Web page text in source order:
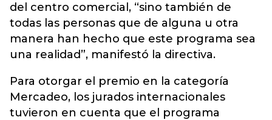
del centro comercial, “sino también de
todas las personas que de alguna u otra
manera han hecho que este programa sea
una realidad”, manifestó la directiva.
Para otorgar el premio en la categoría
Mercadeo, los jurados internacionales
tuvieron en cuenta que el programa